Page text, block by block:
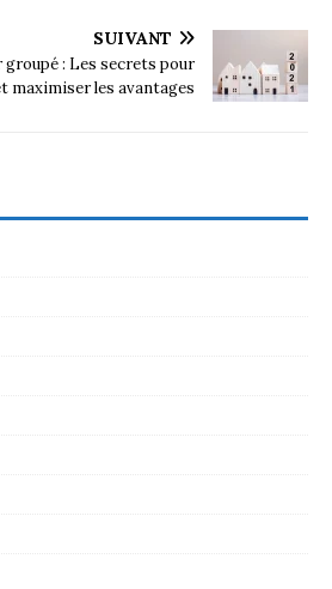
SUIVANT
: Les secrets pour
maximiser les avantages